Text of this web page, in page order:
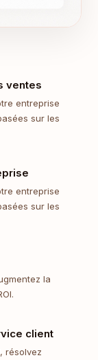
ventes
entreprise
sur les
entreprise
sur les
la
client
résolvez